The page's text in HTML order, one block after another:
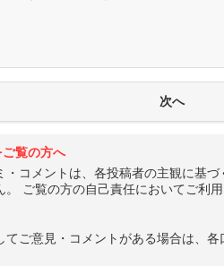
ご覧の方へ
・コメントは、各投稿者の主観に基
ご覧の方の自己責任においてご利用
てご意見・コメントがある場合は、